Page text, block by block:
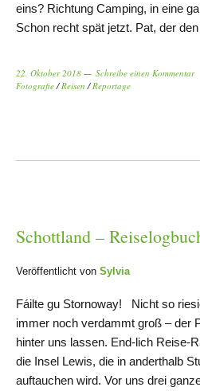
eins? Richtung Camping, in eine
Schon recht spät jetzt. Pat, der
22. Oktober 2018
Schreibe einen Kommentar
Fotografie /Reisen /Reportage
Schottland –
Veröffentlicht von Sylvia
Fáilte gu Stornoway! Nicht so
immer noch verdammt groß – der
hinter uns lassen. End-lich Reise-
die Insel Lewis, die in anderthalb
auftauchen wird. Vor uns drei